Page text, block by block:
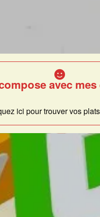
avec
ici pour trouver vos